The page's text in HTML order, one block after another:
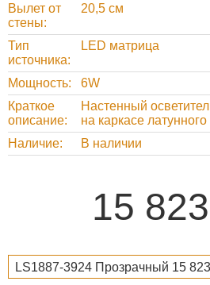
Вылет от
стены
20,5 см
Тип
источника
LED матрица
Мощность
6W
Краткое
описание
Настенный
на каркасе латунного
Наличие
В наличии
15 823
LS1887-3924 Прозрачный 15